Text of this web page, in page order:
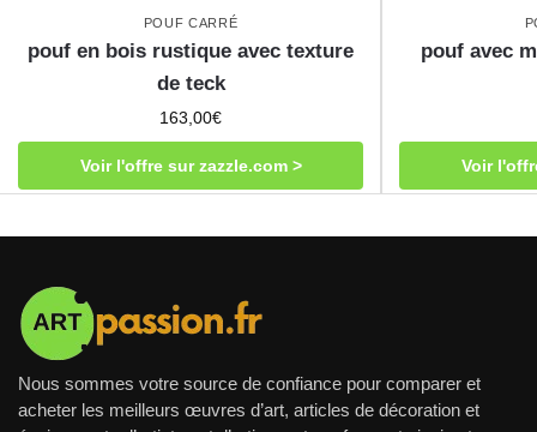
POUF CARRÉ
pouf en bois rustique avec texture
de teck
163,00€
Voir l'offre sur zazzle.com >
pouf avec
Voir
Nous sommes votre source de confiance pour comparer et
acheter les meilleurs œuvres d’art, articles de décoration et